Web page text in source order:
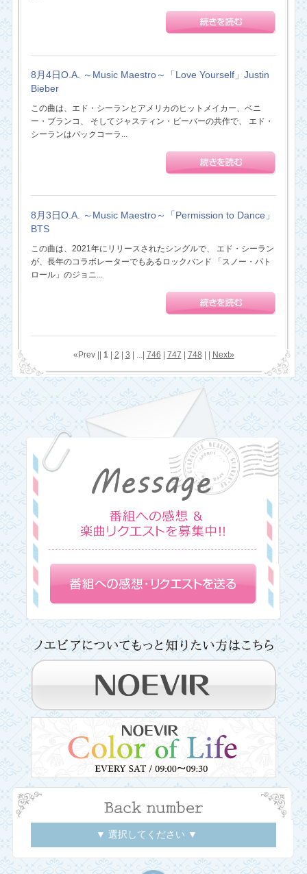
8月4日O.A. ～Music Maestro～「Love Yourself」Justin
Bieber
この曲は、エド・シーランとアメリカのヒットメイカー、ベニ
ー・ブランコ、 そしてジャスティン・ビーバーの共作で、 エド・
シーランはバックコーラ...
8月3日O.A. ～Music Maestro～「Permission to Dance」
BTS
この曲は、2021年にリリースされたシングルで、 エド・シーラン
が、長年のコラボレーターでもあるロックバンド 「スノー・パト
ロール」のジョニ...
«Prev || 1| 2 3 | ...| 746 747 748 Next»